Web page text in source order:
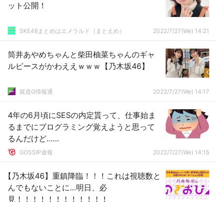
ット公開！
SKE48まとめはエメラルド（まとえめ） 2022/7/27(We) 14:21
筒井あやめちゃんと柴田柚菜ちゃんのギャ
ルピースがかわええｗｗｗ【乃木坂46】
坂道G情報通 2022/7/27(We) 14:17
4年の6月頃にSESの内定貰って、仕事始ま
るまでにプログラミング覚えようと思って
るんだけど……
GOSSIP速報 2022/7/27(We) 14:15
【乃木坂46】重鎮降臨！！！これは視聴数と
んでもないことに…明日、必
見！！！！！！！！！！！！